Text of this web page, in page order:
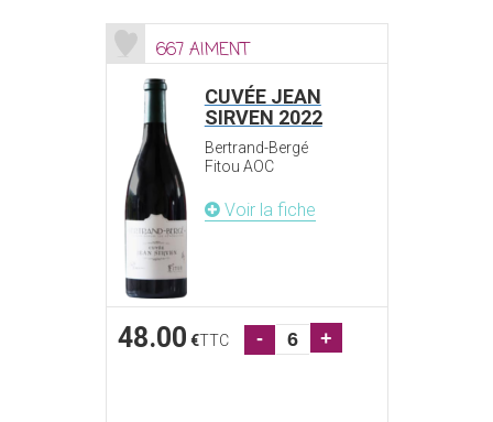
667 AIMENT
CUVÉE JEAN
SIRVEN 2022
Bertrand-Bergé
Fitou AOC
Voir la fiche
48.00 €TTC - +